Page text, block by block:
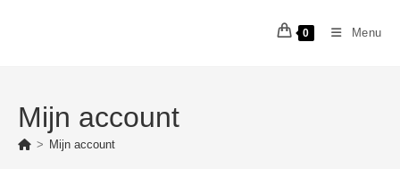
0 Menu
Mijn account
> Mijn account